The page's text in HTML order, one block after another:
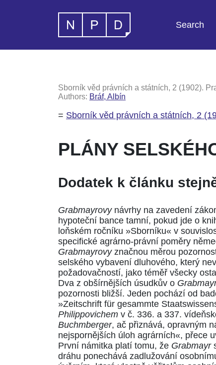
Search
Sborník věd právních a státních, 2 (1902).
Authors: Bráf, Albín
= Sborník věd právních a státních, 2
PLÁNY
Dodatek k článku
Grabmayrovynávrhy na zavedení
hypoteční bance tamní, pokud jde o
loňském ročníku »Sborníku« v
specifické agrárno-právní poměry
Grabmayrovyznačnou měrou
selského vybavení dluhového, který
požadovačností, jako téměř všecky
Dva z obšírnějších úsudkův o
pozornosti bližší. Jeden pochází od
»Zeitschrift für gesammte
Philippovichem v č. 336. a 337.
Buchmberger, ač přiznává, opravným
nejspornějších úloh agrárních«, přece
První námitka platí tomu, že Grabmayr
dráhu ponechává zadlužování